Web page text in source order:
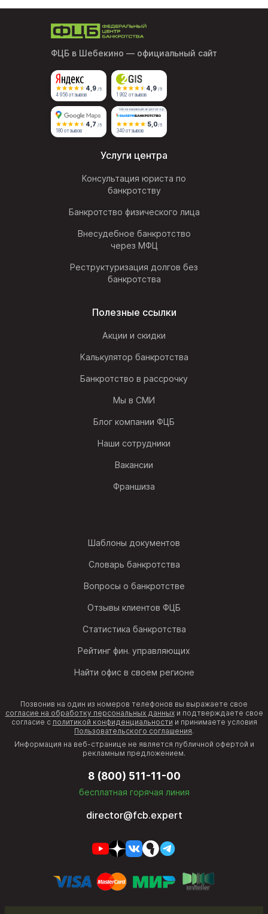
ФЦБ в Шебекино — официальный сайт
4,9 /5
4 956 отзывов
4,9 /5
1 902 отзывов
4,7 /5
180 отзывов
Независимый агрегатор
5,0/5
340 отзывов
Услуги центра
Консультация юриста по
банкротству
Банкротство физического лица
Внесудебное банкротство
через МФЦ
Реструктуризация долгов без
банкротства
Полезные ссылки
Акции и скидки
Калькулятор банкротства
Банкротство в рассрочку
Мы в СМИ
Блог компании ФЦБ
Наши сотрудники
Вакансии
Франшиза
Шаблоны документов
Словарь банкротства
Вопросы о банкротстве
Отзывы клиентов ФЦБ
Статистика банкротства
Рейтинг фин. управляющих
Найти офис в своем регионе
Позвонив на один из номеров телефонов вы выражаете свое
согласие на обработку персональных данныхи подтверждаете свое
согласие с политикой конфиденциальности и принимаете условия
Пользовательского соглашения.
Информация на веб-странице не является публичной офертой и
рекламным предложением.
8 (800) 511-11-00
бесплатная горячая линия
director@fcb.expert